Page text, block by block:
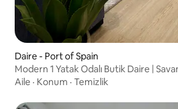
Daire - Port of Spain
Modern 1 Yatak Odalı Butik Daire |
Aile · Konum · Temizlik